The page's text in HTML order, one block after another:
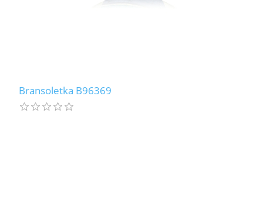
Bransoletka B96369